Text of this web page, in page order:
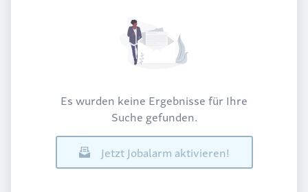
Es wurden keine Ergebnisse für Ihre
Suche gefunden.
Jetzt Jobalarm aktivieren!